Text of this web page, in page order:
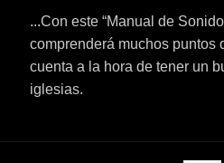
...Con este “Manual de
comprenderá muchos puntos
cuenta a la hora de tener un
iglesias.